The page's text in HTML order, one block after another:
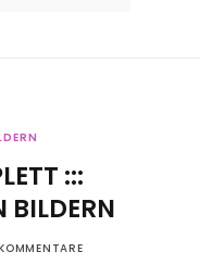
:::
BILDERN